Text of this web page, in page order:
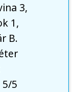
3,
1,
B.
5/5